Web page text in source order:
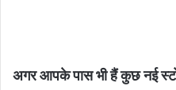
अगर आपके पास भी हैं कुछ नई